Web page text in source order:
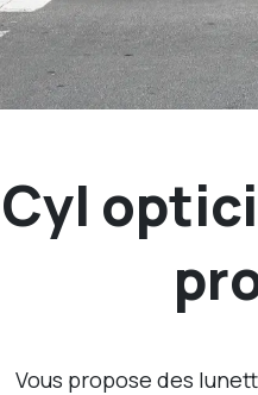
Cyl
Vous propose des